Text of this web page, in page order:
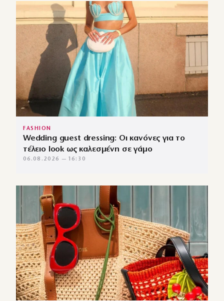
FASHION
Wedding guest dressing: Οι κανόνες για το
τέλειο look ως καλεσμένη σε γάμο
06.08.2026 — 16:30